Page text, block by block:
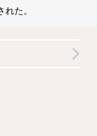
た。